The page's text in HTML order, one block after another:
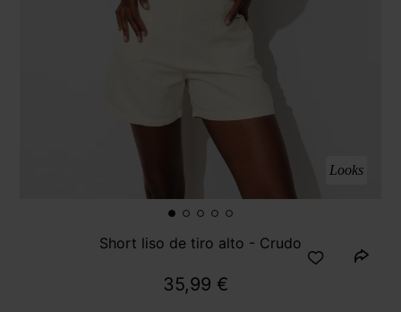
Looks
Short liso de tiro alto - Crudo
35,99 €